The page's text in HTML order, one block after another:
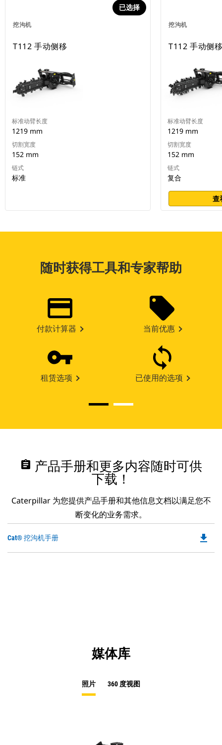
挖沟机
已选择
T112 手动侧移
标准动臂长度
1219 mm
切割宽度
152 mm
链式
标准
挖沟机
T112 手动侧
标准动臂长度
1219 mm
切割宽度
152 mm
链式
复合
查
随时获得工具和专家帮助
付款计算器 当前优惠
租赁选项 已使用的选项
assignment 产品手册和更多内容随时可供
下载！
Caterpillar 为您提供产品手册和其他信息文档以满足您不
断变化的业务需求。
Cat® 挖沟机手册 file_download
媒体库
照片 360 度视图